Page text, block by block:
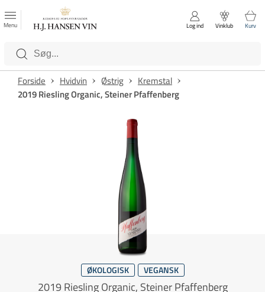
Luk
Kategorier
Menu Log ind Vinklub Kurv
Forside Hvidvin Østrig
Kremstal
2019 Riesling Organic, Steiner Pfaffenberg
ØKOLOGISK VEGANSK
2019 Riesling Organic, Steiner Pfaffenberg